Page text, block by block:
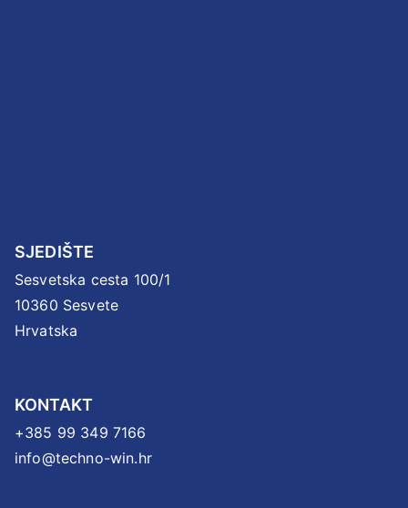
SJEDIŠTE
Sesvetska cesta 100/1
10360 Sesvete
Hrvatska
KONTAKT
+385 99 349 7166
info@techno-win.hr